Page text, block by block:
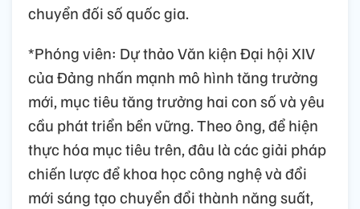
chuyển đối số quốc gia.
*Phóng viên: Dự thảo Văn kiện Đại hội XIV
của Đảng nhấn mạnh mô hình tăng trưởng
mới, mục tiêu tăng trưởng hai con số và yêu
cầu phát triển bền vững. Theo ông, để hiện
thực hóa mục tiêu trên, đâu là các giải pháp
chiến lược để khoa học công nghệ và đổi
mới sáng tạo chuyển đổi thành năng suất,